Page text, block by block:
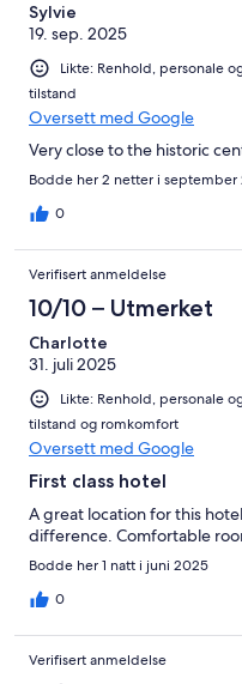
Sylvie
19. sep. 2025
Likte: Renhold, personale
tilstand
Oversett med Google
Very close to the historic
Bodde her 2 netter i september
0
Verifisert anmeldelse
10/10 – Utmerket
Charlotte
31. juli 2025
Likte: Renhold, personale
tilstand og romkomfort
Oversett med Google
First class hotel
A great location for this
difference. Comfortable
Bodde her 1 natt i juni 2025
0
Verifisert anmeldelse